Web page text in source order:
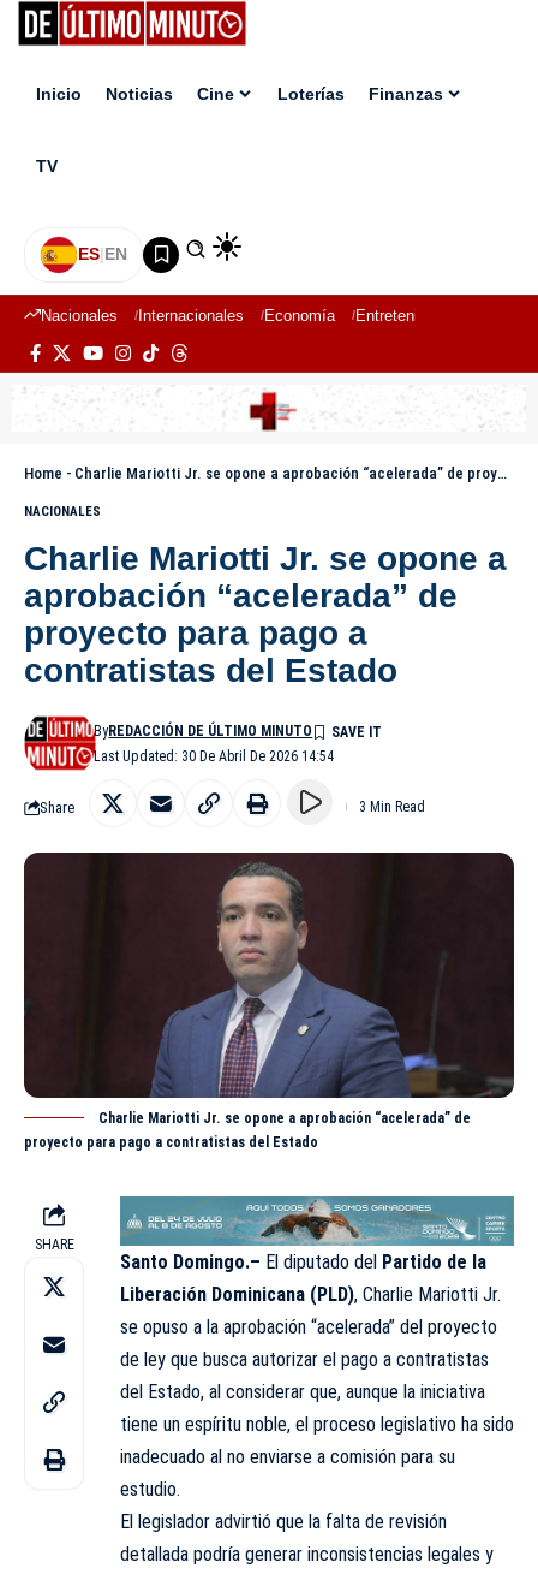
Inicio Noticias Cine Loterías Finanzas
TV
ES|EN
Nacionales Internacionales Economía Entretenimiento
Home - Charlie Mariotti Jr. se opone a aprobación “acelerada” de proyecto para pago a contratistas del Estado
NACIONALES
Charlie Mariotti Jr. se opone a
aprobación “acelerada” de
proyecto para pago a
contratistas del Estado
Last Updated: 30 De Abril De 2026 14:54
ByREDACCIÓN DE ÚLTIMO MINUTO
Share 3 Min Read
Charlie Mariotti Jr. se opone a aprobación “acelerada” de
proyecto para pago a contratistas del Estado
SHARE
Santo Domingo.– El diputado del Partido de la
Liberación Dominicana (PLD), Charlie Mariotti Jr.
se opuso a la aprobación “acelerada” del proyecto
de ley que busca autorizar el pago a contratistas
del Estado, al considerar que, aunque la iniciativa
tiene un espíritu noble, el proceso legislativo ha sido
inadecuado al no enviarse a comisión para su
estudio.
El legislador advirtió que la falta de revisión
detallada podría generar inconsistencias legales y